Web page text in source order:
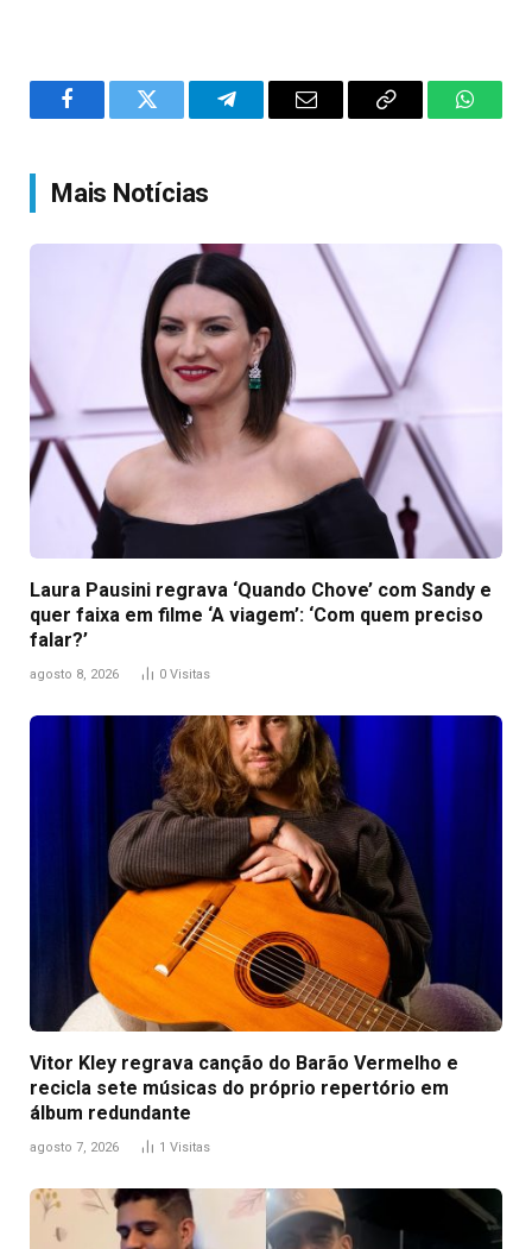
FacebookTwitter TelegramEmail
Copy
Mais Notícias
Laura Pausini regrava ‘Quando Chove’ com Sandy e
quer faixa em filme ‘A viagem’: ‘Com quem preciso
falar?’
agosto 8, 2026 0 Visitas
Vitor Kley regrava canção do Barão Vermelho e
recicla sete músicas do próprio repertório em
álbum redundante
agosto 7, 2026 1 Visitas